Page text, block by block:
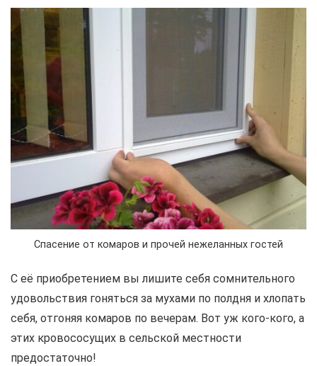
Спасение от комаров и прочей нежеланных гостей
С её приобретением вы лишите себя сомнительного
удовольствия гоняться за мухами по полдня и хлопать
себя, отгоняя комаров по вечерам. Вот уж кого-кого, а
этих кровососущих в сельской местности
предостаточно!